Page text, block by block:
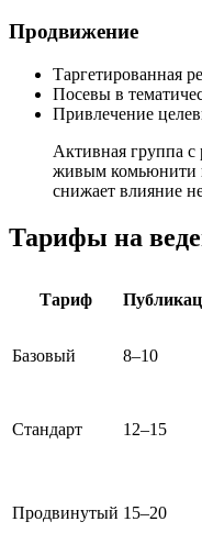
Продвижение
Таргетированная
Посевы в
Привлечение
Активная группа
живым комьюнити
снижает влияние
Тарифы на
Тариф
Базовый 8–10
Стандарт 12–15
Продвинутый 15–20